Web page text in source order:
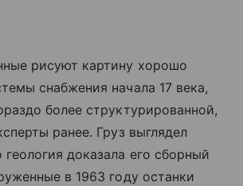
рисуют картину хорошо
снабжения начала 17 века,
более структурированной,
ранее. Груз выглядел
доказала его сборный
в 1963 году останки